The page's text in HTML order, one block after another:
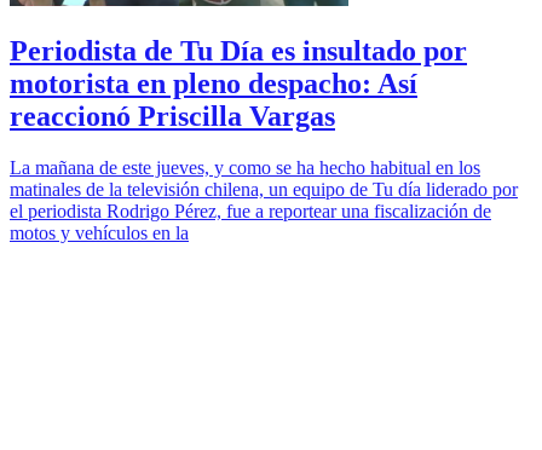
Periodista de Tu Día es insultado por
motorista en pleno despacho: Así
reaccionó Priscilla Vargas
La mañana de este jueves, y como se ha hecho habitual en los
matinales de la televisión chilena, un equipo de Tu día liderado por
el periodista Rodrigo Pérez, fue a reportear una fiscalización de
motos y vehículos en la